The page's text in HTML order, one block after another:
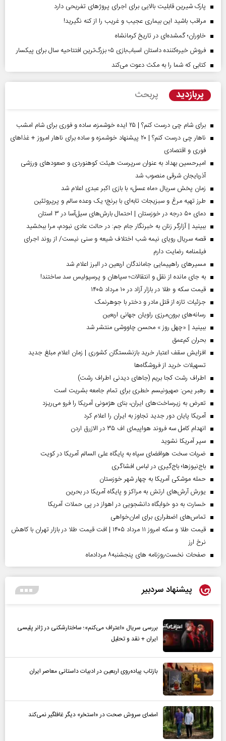
پارک شیرین قابلیت‌ بالایی برای اجرای پروژهای تفریحی دارد
مراقب باشید این بیماری عجیب و غریب را از کنه نگیرید!
خاوران؛ گمشده‌ای در تاریخ کرمانشاه
فروش خیره‌کننده داستان اسباب‌بازی ۵؛ بزرگ‌ترین افتتاحیه سال برای پیکسار
کتابی که شما را به مکث دعوت می‌کند
پربازدید پربحث
برای شام چی درست کنم؟ | ۲۵ ایده خوشمزه، ساده و فوری برای شام امشب
ناهار چی درست کنم؟ | ۲۰ پیشنهاد خوشمزه و ساده برای ناهار امروز + غذاهای
فوری و اقتصادی
امیرحسین بهداد به عنوان سرپرست هیئت کوهنوردی و صعودهای ورزشی
آذربایجان شرقی منصوب شد
زمان پخش سریال «ماه عسل» با بازی اکبر عبدی اعلام شد
طرز تهیه مرغ و سبزیجات تابه‌ای با برنج؛ یک وعده سالم و پرپروتئین
دمای ۵۰ درجه در خوزستان | احتمال بارش‌های سیل‌آسا در ۳ استان
ببینید | آزارگر زنان به خبرنگار جام جم: در حالت عادی نبودم، مرا ببخشید
قصه سریال رویای نیمه شب اختلاف شیعه و سنی نیست/ از روند اجرای
فیلمنامه رضایت دارم
مسیر‌های راهپیمایی جاماندگان اربعین در البرز اعلام شد
به جای مانده از نقل و انتقالات؛ سپاهان و پرسپولیس سد ساختند!
قیمت سکه و طلا در بازار آزاد در ۱۰ مرداد ۱۴۰۵
جزئیات تازه از قتل مادر و دختر با جوهرنمک
رسانه‌های برون‌مرزی راویان جهانی اربعین
ببینید | «چهل روز » محسن چاووشی منتشر شد
بحران کم‌عمق
افزایش سقف اعتبار خرید بازنشستگان کشوری | زمان اعلام مبلغ جدید
تسهیلات خرید از فروشگاه‌ها
اطراف رشت کجا بریم (جاهای دیدنی اطراف رشت)
رهبر یمن: صهیونیسم خطری برای تمام جامعه بشریت است
تعرض به زیرساخت‌های ایران، بنای هژمونی آمریکا را فرو می‌ریزد
آمریکا پایان دور جدید تجاوز به ایران را اعلام کرد
انهدام کامل سه فروند هواپیمای اف ۳۵ در الازرق اردن
سپر آمریکا نشوید
ضربات سخت هوافضای سپاه به پایگاه علی السالم آمریکا در کویت
باج‌نیوزها؛ باج‌گیری در لباس افشاگری
حمله موشکی آمریکا به چهار شهر خوزستان
یورش آرش‌های ارتش به مراکز و پایگاه‌ آمریکا در بحرین
خسارت به دو خوابگاه دانشجویی در اهواز در پی حملات آمریکا
تماس‌های اضطراری برای امان‌‌خواهی
قیمت طلا و سکه امروز ۱۱ مرداد ۱۴۰۵ | افت قیمت طلا در بازار تهران با کاهش
نرخ ارز
صفحات نخست‌روزنامه ها‌ی پنجشنبه‌۸ مردادماه
پیشنهاد سردبیر
بررسی سریال «اعتراف می‌کنم»؛ ساختارشکنی در ژانر پلیسی
ایران + نقد و تحلیل
بازتاب پیاده‌روی اربعین در ادبیات داستانی معاصر ایران
امضای سروش صحت در «استخر» دیگر غافلگیر نمی‌کند